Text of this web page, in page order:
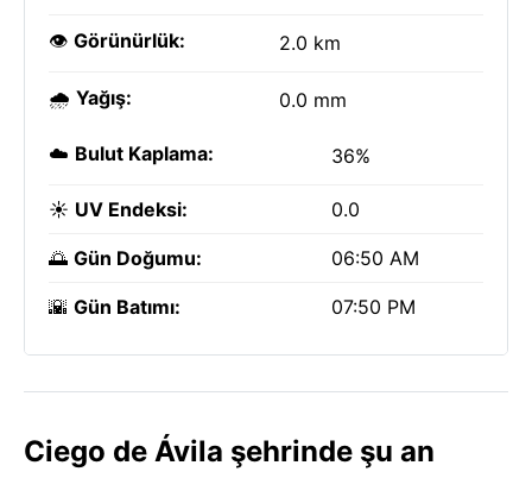
👁️ Görünürlük: 2.0 km
🌧️ Yağış: 0.0 mm
☁️ Bulut Kaplama: 36%
☀️ UV Endeksi: 0.0
🌅 Gün Doğumu: 06:50 AM
🌇 Gün Batımı: 07:50 PM
Ciego de Ávila şehrinde şu an